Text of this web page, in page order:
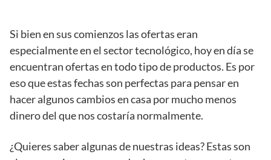
Si bien en sus comienzos las ofertas eran
especialmente en el sector tecnológico, hoy en día se
encuentran ofertas en todo tipo de productos. Es por
eso que estas fechas son perfectas para pensar en
hacer algunos cambios en casa por mucho menos
dinero del que nos costaría normalmente.
¿Quieres saber algunas de nuestras ideas? Estas son